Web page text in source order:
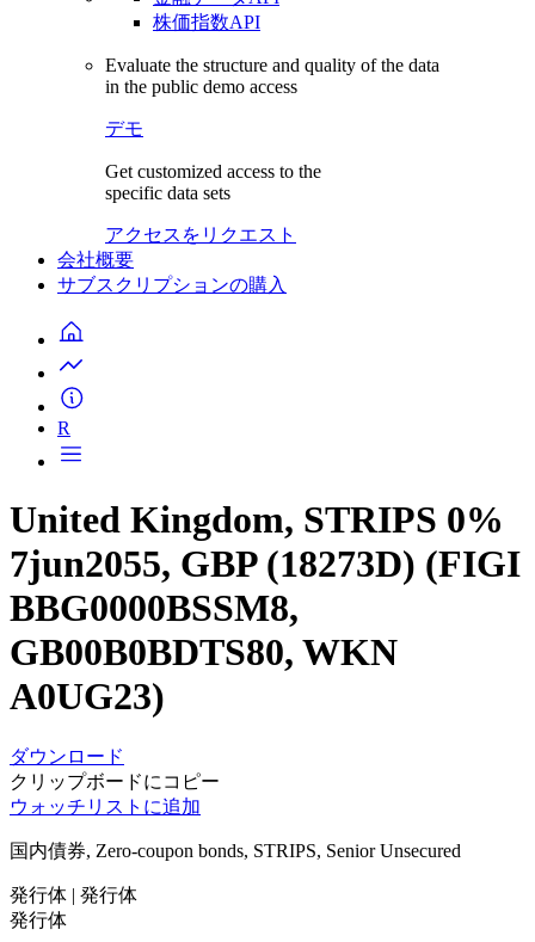
株価指数API
Evaluate the structure and quality of the data
in the public demo access
デモ
Get customized access to the
specific data sets
アクセスをリクエスト
会社概要
サブスクリプションの購入
R
United Kingdom, STRIPS 0%
7jun2055, GBP (18273D) (FIGI
BBG0000BSSM8,
GB00B0BDTS80, WKN
A0UG23)
ダウンロード
クリップボードにコピー
ウォッチリストに追加
国内債券, Zero-coupon bonds, STRIPS, Senior Unsecured
発行体 | 発行体
発行体